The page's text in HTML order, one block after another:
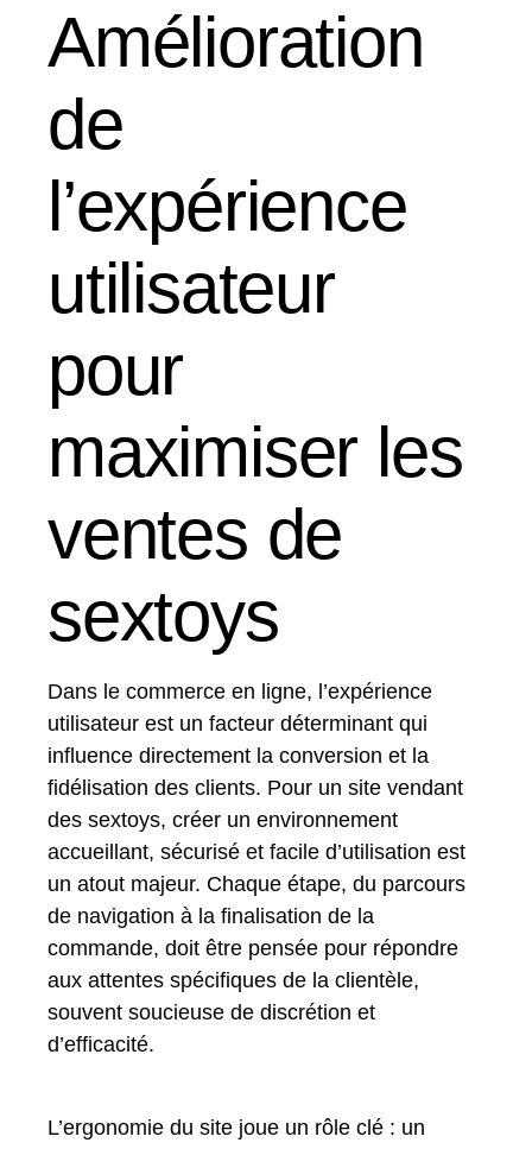
Amélioration
de
l’expérience
utilisateur
pour
maximiser les
ventes de
sextoys
Dans le commerce en ligne, l’expérience
utilisateur est un facteur déterminant qui
influence directement la conversion et la
fidélisation des clients. Pour un site vendant
des sextoys, créer un environnement
accueillant, sécurisé et facile d’utilisation est
un atout majeur. Chaque étape, du parcours
de navigation à la finalisation de la
commande, doit être pensée pour répondre
aux attentes spécifiques de la clientèle,
souvent soucieuse de discrétion et
d’efficacité.
L’ergonomie du site joue un rôle clé : un